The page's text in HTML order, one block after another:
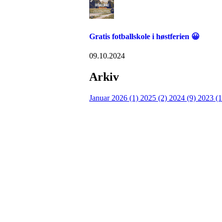
Gratis fotballskole i høstferien 😀
09.10.2024
Arkiv
Januar 2026 (1) 2025 (2) 2024 (9) 2023